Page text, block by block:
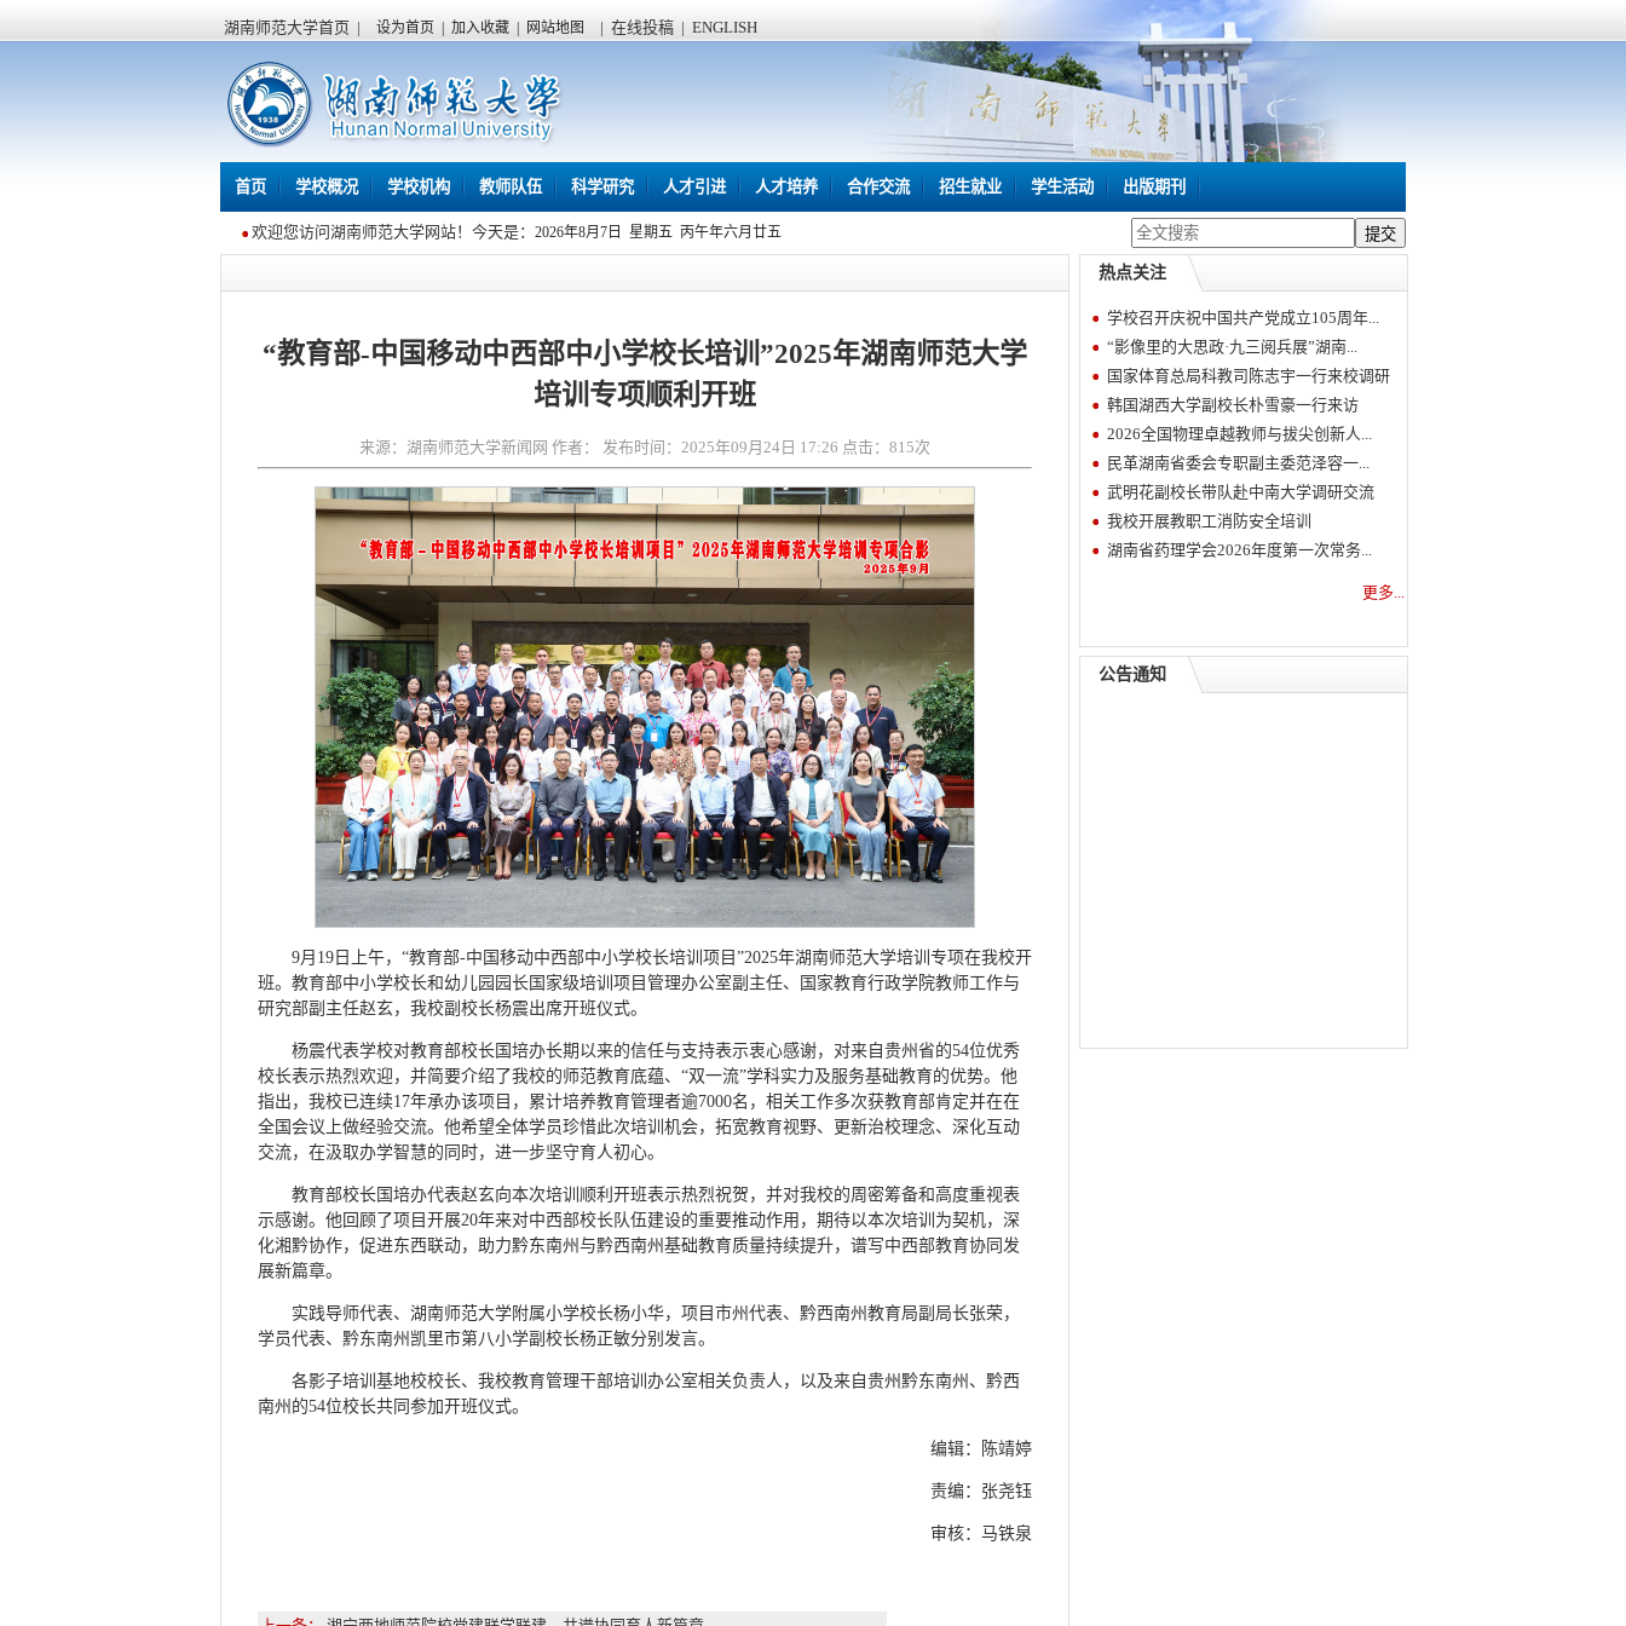
湖南师范大学首页 | 设为首页 加入收藏 网站地图 | 在线投稿 | ENGLISH
首页 学校概况 学校机构 教师队伍 科学研究 人才引进 人才培养 合作交流 招生就业 学生活动 出版期刊
欢迎您访问湖南师范大学网站！今天是： 2026年8月7日 星期五 丙午年六月廿五
“教育部-中国移动中西部中小学校长培训”2025年湖南师范大学
培训专项顺利开班
来源：湖南师范大学新闻网 作者： 发布时间：2025年09月24日 17:26 点击： 815次
9月19日上午，“教育部-中国移动中西部中小学校长培训项目”2025年湖南师范大学培训专项在我校开
班。教育部中小学校长和幼儿园园长国家级培训项目管理办公室副主任、国家教育行政学院教师工作与
研究部副主任赵玄，我校副校长杨震出席开班仪式。
杨震代表学校对教育部校长国培办长期以来的信任与支持表示衷心感谢，对来自贵州省的54位优秀
校长表示热烈欢迎，并简要介绍了我校的师范教育底蕴、“双一流”学科实力及服务基础教育的优势。他
指出，我校已连续17年承办该项目，累计培养教育管理者逾7000名，相关工作多次获教育部肯定并在在
全国会议上做经验交流。他希望全体学员珍惜此次培训机会，拓宽教育视野、更新治校理念、深化互动
交流，在汲取办学智慧的同时，进一步坚守育人初心。
教育部校长国培办代表赵玄向本次培训顺利开班表示热烈祝贺，并对我校的周密筹备和高度重视表
示感谢。他回顾了项目开展20年来对中西部校长队伍建设的重要推动作用，期待以本次培训为契机，深
化湘黔协作，促进东西联动，助力黔东南州与黔西南州基础教育质量持续提升，谱写中西部教育协同发
展新篇章。
实践导师代表、湖南师范大学附属小学校长杨小华，项目市州代表、黔西南州教育局副局长张荣，
学员代表、黔东南州凯里市第八小学副校长杨正敏分别发言。
各影子培训基地校校长、我校教育管理干部培训办公室相关负责人，以及来自贵州黔东南州、黔西
南州的54位校长共同参加开班仪式。
编辑：陈靖婷
责编：张尧钰
审核：马铁泉
热点关注
学校召开庆祝中国共产党成立105周年...
“影像里的大思政·九三阅兵展”湖南...
国家体育总局科教司陈志宇一行来校调研
韩国湖西大学副校长朴雪豪一行来访
2026全国物理卓越教师与拔尖创新人...
民革湖南省委会专职副主委范泽容一...
武明花副校长带队赴中南大学调研交流
我校开展教职工消防安全培训
湖南省药理学会2026年度第一次常务...
更多...
公告通知